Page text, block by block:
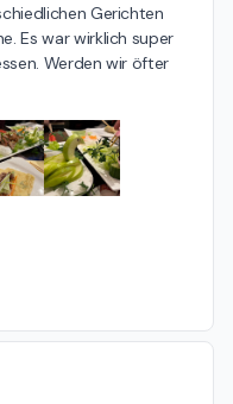
Gerichten
Es war wirklich super
Werden wir öfter